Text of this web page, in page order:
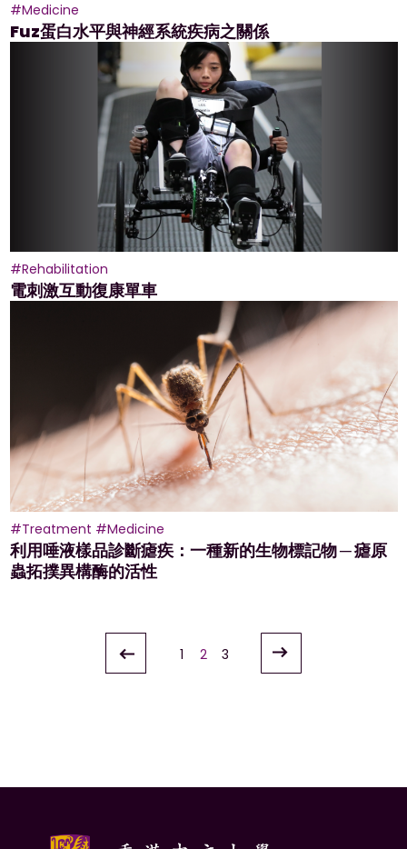
#Medicine
Fuz蛋白水平與神經系統疾病之關係
#Rehabilitation
電刺激互動復康單車
#Treatment #Medicine
利用唾液樣品診斷瘧疾：一種新的生物標記物 ─ 瘧原
蟲拓撲異構酶的活性
覽
1 2 3